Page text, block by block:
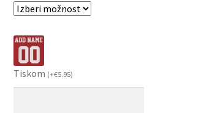
Tiskom (+€5.95)